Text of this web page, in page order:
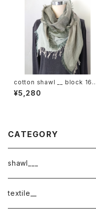
cotton shawl __ block 160
深閑w
¥5,280
CATEGORY
shawl___
cotton
textile__